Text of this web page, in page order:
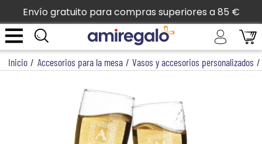
Envío gratuito para compras superiores a 85 €
Inicio / Accesorios para la mesa / Vasos y accesorios personalizados /